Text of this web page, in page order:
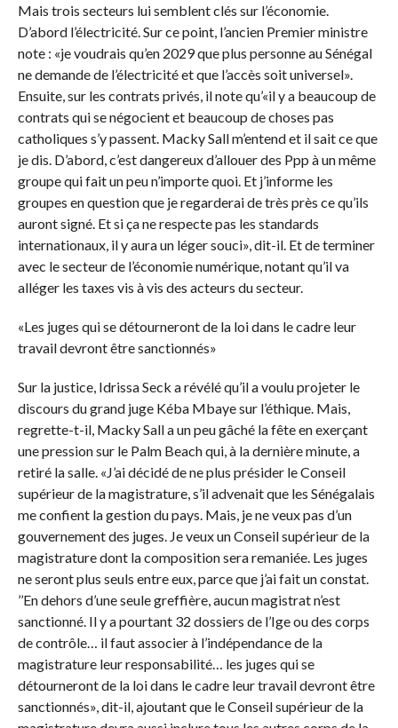
Mais trois secteurs lui semblent clés sur l’économie.
D’abord l’électricité. Sur ce point, l’ancien Premier ministre
note : «je voudrais qu’en 2029 que plus personne au Sénégal
ne demande de l’électricité et que l’accès soit universel».
Ensuite, sur les contrats privés, il note qu’«il y a beaucoup de
contrats qui se négocient et beaucoup de choses pas
catholiques s’y passent. Macky Sall m’entend et il sait ce que
je dis. D’abord, c’est dangereux d’allouer des Ppp à un même
groupe qui fait un peu n’importe quoi. Et j’informe les
groupes en question que je regarderai de très près ce qu’ils
auront signé. Et si ça ne respecte pas les standards
internationaux, il y aura un léger souci», dit-il. Et de terminer
avec le secteur de l’économie numérique, notant qu’il va
alléger les taxes vis à vis des acteurs du secteur.
«Les juges qui se détourneront de la loi dans le cadre leur
travail devront être sanctionnés»
Sur la justice, Idrissa Seck a révélé qu’il a voulu projeter le
discours du grand juge Kéba Mbaye sur l’éthique. Mais,
regrette-t-il, Macky Sall a un peu gâché la fête en exerçant
une pression sur le Palm Beach qui, à la dernière minute, a
retiré la salle. «J’ai décidé de ne plus présider le Conseil
supérieur de la magistrature, s’il advenait que les Sénégalais
me confient la gestion du pays. Mais, je ne veux pas d’un
gouvernement des juges. Je veux un Conseil supérieur de la
magistrature dont la composition sera remaniée. Les juges
ne seront plus seuls entre eux, parce que j’ai fait un constat.
’’En dehors d’une seule greffière, aucun magistrat n’est
sanctionné. Il y a pourtant 32 dossiers de l’Ige ou des corps
de contrôle… il faut associer à l’indépendance de la
magistrature leur responsabilité… les juges qui se
détourneront de la loi dans le cadre leur travail devront être
sanctionnés», dit-il, ajoutant que le Conseil supérieur de la